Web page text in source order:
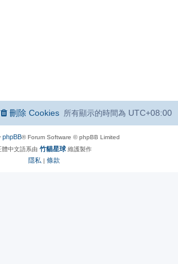
所有顯示的時間為 UTC+08:00
刪除 Cookies
phpBB® Forum Software © phpBB Limited
體中文語系由 竹貓星球 維護製作
隱私 | 條款